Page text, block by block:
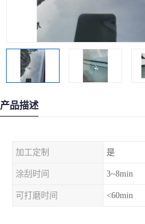
产品描述
加工定制 是
涂刮时间 3~8min
可打磨时间 <60min